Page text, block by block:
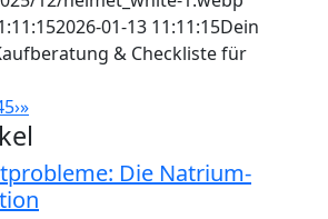
2026-01-13 11:11:15Dein
& Checkliste für
5›»
Die Natrium-